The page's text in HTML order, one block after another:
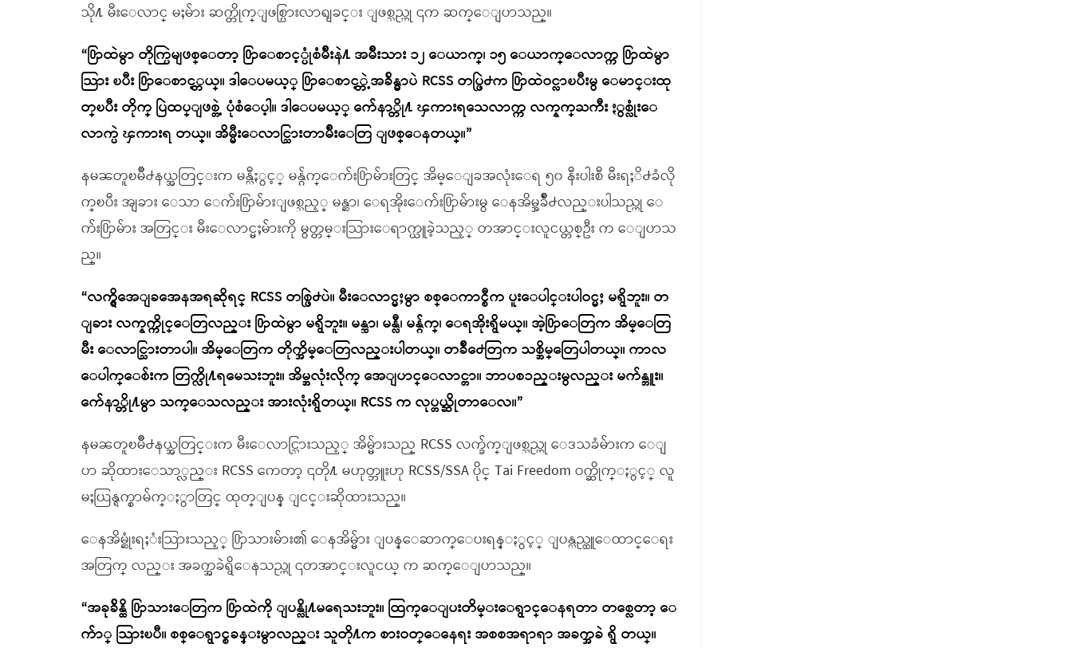
သို႔ မီးေလာင္ မႈမ်ား ဆက္တိုက္ျဖစ္ပြားလာရျခင္း ျဖစ္သည္ဟု ၎က ဆက္ေျပာသည္။
“႐ြာထဲမွာ တိုက္ပြဲမျဖစ္ေတာ့ ႐ြာေစာင့္ပုံစံမ်ိဳးနဲ႔ အမ်ိဳးသား ၁၂ ေယာက္၊ ၁၅ ေယာက္ေလာက္က ႐ြာထဲမွာ
သြား ၿပီး ႐ြာေစာင့္တယ္။ ဒါေပမယ့္ ႐ြာေစာင့္တဲ့အခ်ိန္မွာပဲ RCSS တပ္ဖြဲ႕က ႐ြာထဲဝင္လာၿပီးမွ ေမာင္းထု
တ္ၿပီး တိုက္ ပြဲထပ္ျဖစ္တဲ့ ပုံစံေပ့ါ။ ဒါေပမယ့္ က်ေနာ္တို႔ ၾကားရသေလာက္က လက္နက္ႀကီး ႏွစ္လုံးေ
လာက္ပဲ ၾကားရ တယ္။ အိမ္မီးေလာင္သြားတာမ်ိဳးေတြ ျဖစ္ေနတယ္။”
နမၼတူၿမိဳ႕နယ္အတြင္းက မန္လီႏွင့္ မန္ဂ်က္ေက်း႐ြာမ်ားတြင္ အိမ္ေျခအလုံးေရ ၅၀ နီးပါးစီ မီးရႈိ႕ခံလို
က္ၿပီး အျခား ေသာ ေက်း႐ြာမ်ားျဖစ္သည့္ မန္ဆာ၊ ေရအိုးေက်း႐ြာမ်ားမွ ေနအိမ္အခ်ိဳ႕လည္းပါသည္ဟု ေ
က်း႐ြာမ်ား အတြင္း မီးေလာင္မႈမ်ားကို မွတ္တမ္းသြားေရာက္ယူခဲ့သည့္ တအာင္းလူငယ္တစ္ဦး က ေျပာသ
ည္။
“လက္ရွိအေျခအေနအရဆိုရင္ RCSS တစ္ဖြဲ႕ပဲ။ မီးေလာင္မႈမွာ စစ္ေကာင္စီက ပူးေပါင္းပါဝင္မႈ မရွိဘူး။ တ
ျခား လက္နက္ကိုင္ေတြလည္း ႐ြာထဲမွာ မရွိဘူး။ မန္ဆာ၊ မန္လီ၊ မန္ဂ်က္၊ ေရအိုးရွိမယ္။ အဲ့႐ြာေတြက အိမ္ေတြ
မီး ေလာင္သြားတာပါ။ အိမ္ေတြက တိုက္အိမ္ေတြလည္းပါတယ္။ တခ်ိဳ႕ေတြက သစ္အိမ္ေတြပါတယ္။ ကာလ
ေပါက္ေစ်းက တြက္လို႔ရမေသးဘူး။ အိမ္အလုံးလိုက္ အေျပာင္ေလာင္တာ။ ဘာပစၥည္းမွလည္း မက်န္ဘူး။
က်ေနာ္တို႔မွာ သက္ေသလည္း အားလုံးရွိတယ္။ RCSS က လုပ္တယ္ဆိုတာေလ။”
နမၼတူၿမိဳ႕နယ္အတြင္းက မီးေလာင္သြားသည့္ အိမ္မ်ားသည္ RCSS လက္ခ်က္ျဖစ္သည္ဟု ေဒသခံမ်ားက ေျ
ပာ ဆိုထားေသာ္လည္း RCSS ကေတာ့ ၎တို႔ မဟုတ္ဘူးဟု RCSS/SSA ပိုင္ Tai Freedom ဝက္ဆိုက္ႏွင့္ လူ
မႈယြန္ရက္စာမ်က္ႏွာတြင္ ထုတ္ျပန္ ျငင္းဆိုထားသည္။
ေနအိမ္ဆုံးရႈံးသြားသည့္ ႐ြာသားမ်ား၏ ေနအိမ္မ်ား ျပန္ေဆာက္ေပးရန္ႏွင့္ ျပန္လည္ထူေထာင္ေရး
အတြက္ လည္း အခက္အခဲရွိေနသည္ဟု ၎တအာင္းလူငယ္ က ဆက္ေျပာသည္။
“အခုခ်ိန္ထိ ႐ြာသားေတြက ႐ြာထဲကို ျပန္လို႔မရေသးဘူး။ ထြက္ေျပးတိမ္းေရွာင္ေနရတာ တစ္လေတာ့ ေ
က်ာ္ သြားၿပီ။ စစ္ေရွာင္စခန္းမွာလည္း သူတို႔က စားဝတ္ေနေရး အစစအရာရာ အခက္အခဲ ရွိ တယ္။